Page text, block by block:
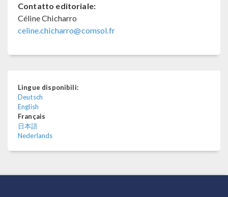
Contatto editoriale:
Céline Chicharro
celine.chicharro@comsol.fr
Lingue disponibili:
Deutsch
English
Français
日本語
Nederlands